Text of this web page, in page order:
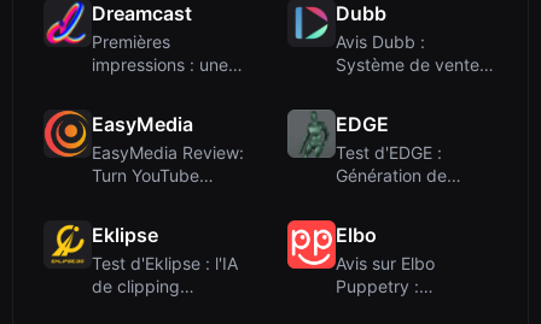
Dreamcast
Premières
impressions : une
Dubb
Avis Dubb :
Système de vente
EasyMedia
EasyMedia Review:
Turn YouTube
EDGE
Test d'EDGE :
Génération de
Eklipse
Test d'Eklipse : l'IA
de clipping
Elbo
Avis sur Elbo
Puppetry :